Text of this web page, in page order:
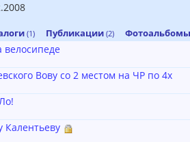
(1) Публикации (2)
Вову со 2 местом на ЧР по 4х
Калентьеву